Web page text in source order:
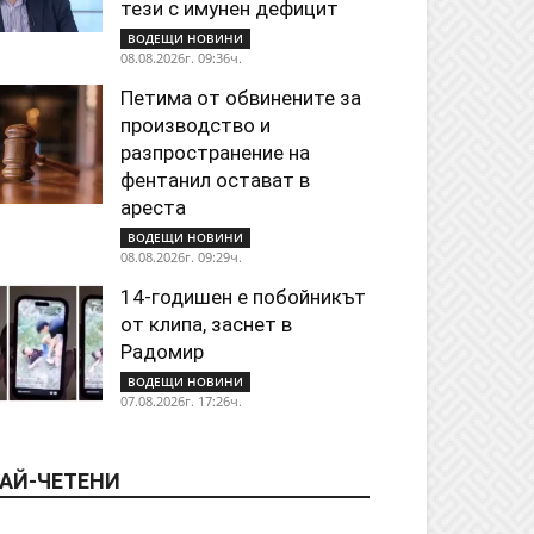
тези с имунен дефицит
ВОДЕЩИ НОВИНИ
08.08.2026г. 09:36ч.
Петима от обвинените за
производство и
разпространение на
фентанил остават в
ареста
ВОДЕЩИ НОВИНИ
08.08.2026г. 09:29ч.
14-годишен е побойникът
от клипа, заснет в
Радомир
ВОДЕЩИ НОВИНИ
07.08.2026г. 17:26ч.
ЧЕТЕНИ